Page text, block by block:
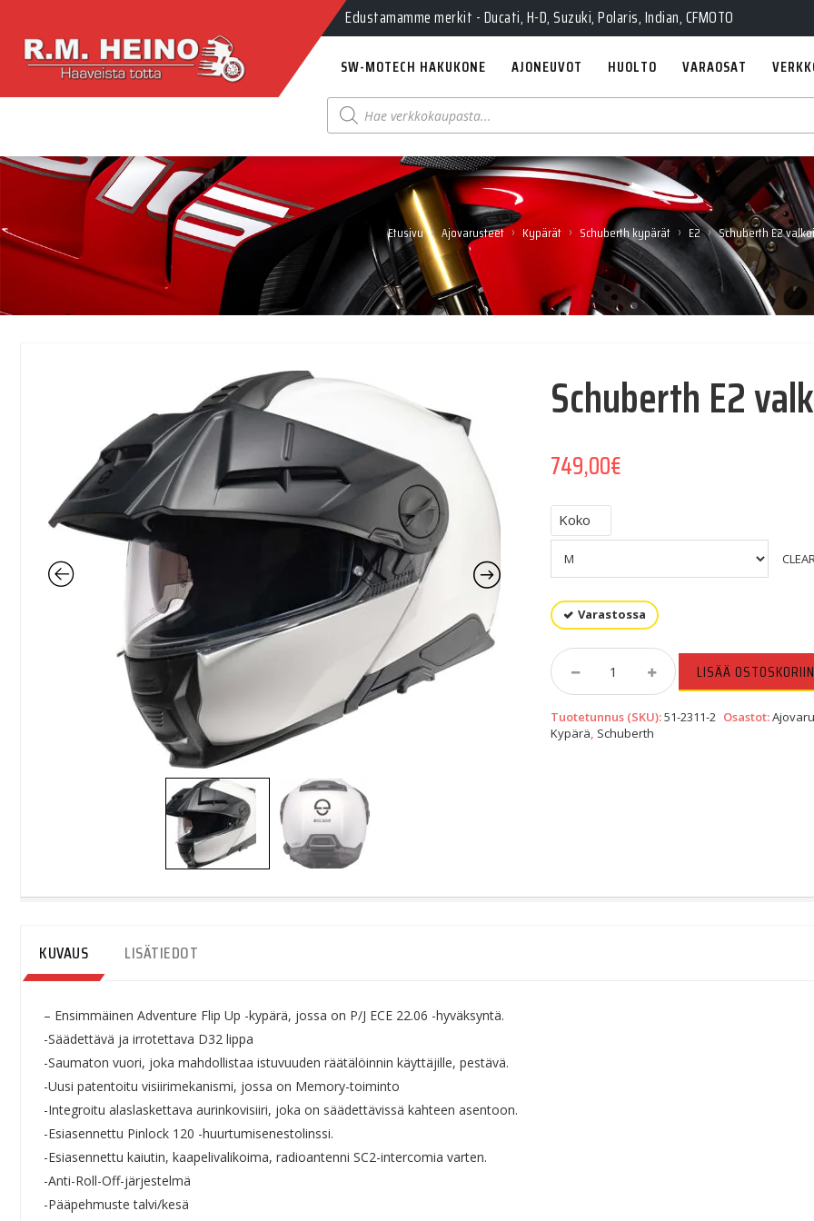
Myynti Ma-Pe 10-18, La 10-14, Huolto Ma-Pe 9-17
Edustamamme merkit - Ducati, H-D, Suzuki, Polaris, Indian, CFMOTO
SW-MOTECH HAKUKONE AJONEUVOT HUOLTO VARAOSAT
Products
search
Etusivu › Ajovarusteet › Kypärät › Schuberth kypärät › E2 › Schuberth E2
Schuberth E2
749,00€
Koko
Varastossa
Schuberth
E2
Quantity
LISÄÄ
Tuotetunnus (SKU):51-2311-2 Osastot:
Kypärä Schuberth
KUVAUS LISÄTIEDOT
– Ensimmäinen Adventure Flip Up -kypärä, jossa on P/J ECE 22.06 -hyväksyntä.
-Säädettävä ja irrotettava D32 lippa
-Saumaton vuori, joka mahdollistaa istuvuuden räätälöinnin käyttäjille, pestävä.
-Uusi patentoitu visiirimekanismi, jossa on Memory-toiminto
-Integroitu alaslaskettava aurinkovisiiri, joka on säädettävissä kahteen asentoon.
-Esiasennettu Pinlock 120 -huurtumisenestolinssi.
-Esiasennettu kaiutin, kaapelivalikoima, radioantenni SC2-intercomia varten.
-Anti-Roll-Off-järjestelmä
-Pääpehmuste talvi/kesä